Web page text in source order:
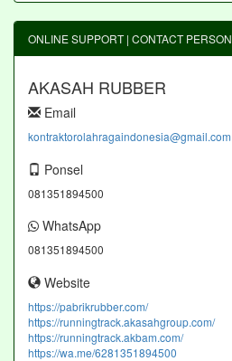
ONLINE SUPPORT | CONTACT PERSON
AKASAH RUBBER
Email
kontraktorolahragaindonesia@gmail.com
Ponsel
081351894500
WhatsApp
081351894500
Website
https://pabrikrubber.com/
https://runningtrack.akasahgroup.com/
https://runningtrack.akbam.com/
https://wa.me/6281351894500